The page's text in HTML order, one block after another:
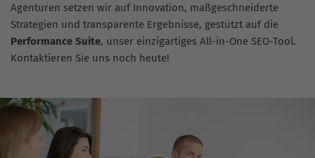
Agenturen setzen wir auf Innovation, maßgeschneiderte
Strategien und transparente Ergebnisse, gestützt auf die
Performance Suite, unser einzigartiges All-in-One SEO-Tool.
Kontaktieren Sie uns noch heute!